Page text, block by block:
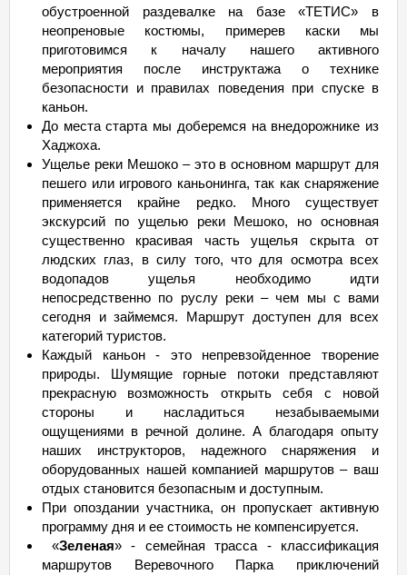
обустроенной раздевалке на базе «ТЕТИС» в
неопреновые костюмы, примерев каски мы
приготовимся к началу нашего активного
мероприятия после инструктажа о технике
безопасности и правилах поведения при спуске в
каньон.
До места старта мы доберемся на внедорожнике из
Хаджоха.
Ущелье реки Мешоко – это в основном маршрут для
пешего или игрового каньонинга, так как снаряжение
применяется крайне редко. Много существует
экскурсий по ущелью реки Мешоко, но основная
существенно красивая часть ущелья скрыта от
людских глаз, в силу того, что для осмотра всех
водопадов ущелья необходимо идти
непосредственно по руслу реки – чем мы с вами
сегодня и займемся. Маршрут доступен для всех
категорий туристов.
Каждый каньон - это непревзойденное творение
природы. Шумящие горные потоки представляют
прекрасную возможность открыть себя с новой
стороны и насладиться незабываемыми
ощущениями в речной долине. А благодаря опыту
наших инструкторов, надежного снаряжения и
оборудованных нашей компанией маршрутов – ваш
отдых становится безопасным и доступным.
При опоздании участника, он пропускает активную
программу дня и ее стоимость не компенсируется.
«Зеленая» - семейная трасса - классификация
маршрутов Веревочного Парка приключений